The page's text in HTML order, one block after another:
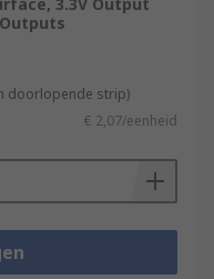
doorlopende strip)
€ 2,07/eenheid